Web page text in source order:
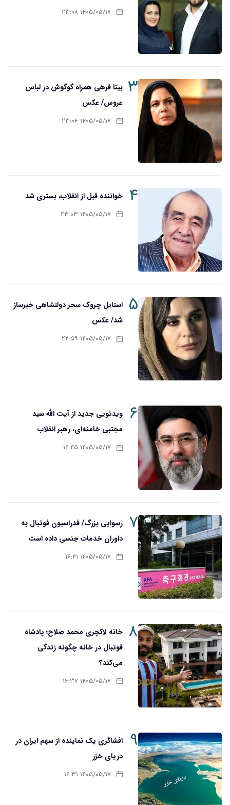
۱۴۰۵/۰۵/۱۷ ۲۳:۰۸
۳ بیتا فرهی همراه گوگوش در لباس
عروس/ عکس
۱۴۰۵/۰۵/۱۷ ۲۳:۰۶
۴ خواننده قبل از انقلاب، بستری شد
۱۴۰۵/۰۵/۱۷ ۲۳:۰۳
۵ استایل چروک سحر دولتشاهی خبرساز
شد/ عکس
۱۴۰۵/۰۵/۱۷ ۲۲:۵۹
۶
ویدئویی جدید از آیت الله سید
مجتبی خامنه‌ای، رهبر انقلاب
۱۴۰۵/۰۵/۱۷ ۱۶:۴۵
۷ رسوایی بزرگ/ فدراسیون فوتبال به
داوران خدمات جنسی داده است
۱۴۰۵/۰۵/۱۷ ۱۶:۴۱
۸ خانه لاکچری محمد صلاح؛ پادشاه
فوتبال در خانه چگونه زندگی
می‌کند؟
۱۴۰۵/۰۵/۱۷ ۱۶:۳۷
۹
افشاگری یک نماینده از سهم ایران در
دریای خزر
۱۴۰۵/۰۵/۱۷ ۱۶:۳۱